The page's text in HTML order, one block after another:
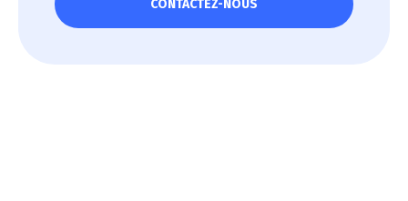
CONTACTEZ-NOUS